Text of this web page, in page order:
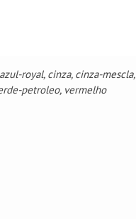
royal, cinza, cinza-mescla,
petroleo, vermelho